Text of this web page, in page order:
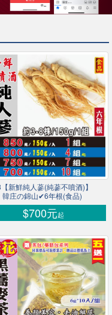
新鮮純人蔘(純蔘不噴酒)】
韓庄の錦山✔6年根(食品)
$700元起